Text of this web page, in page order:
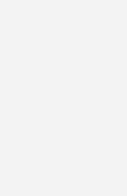
sich über einen